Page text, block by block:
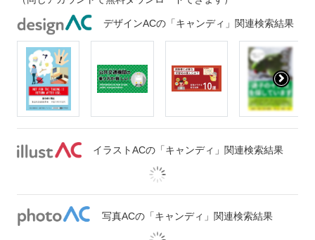
デザインACの「キャンディ」関連検索結果
イラストACの「キャンディ」関連検索結果
写真ACの「キャンディ」関連検索結果